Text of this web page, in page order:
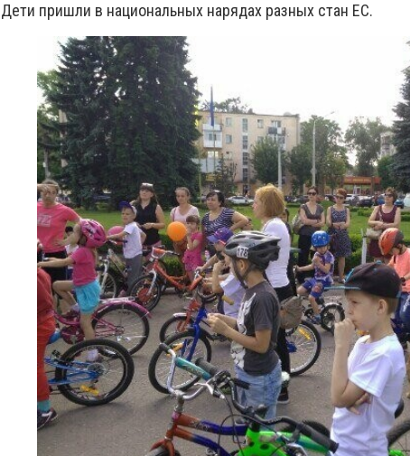
Дети пришли в национальных нарядах разных стан ЕС.